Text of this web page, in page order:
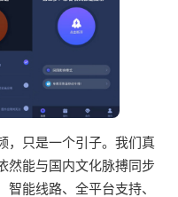
，只是一个引子。我们真
然能与国内文化脉搏同步
能线路、全平台支持、